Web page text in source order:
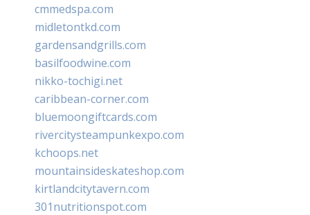
cmmedspa.com
midletontkd.com
gardensandgrills.com
basilfoodwine.com
nikko-tochigi.net
caribbean-corner.com
bluemoongiftcards.com
rivercitysteampunkexpo.com
kchoops.net
mountainsideskateshop.com
kirtlandcitytavern.com
301nutritionspot.com